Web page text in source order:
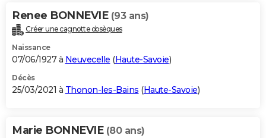
Renee BONNEVIE (93 ans)
Créer une cagnotte obsèques
Naissance
07/06/1927 à Neuvecelle (Haute-Savoie)
Décès
25/03/2021 à Thonon-les-Bains (Haute-Savoie)
Marie BONNEVIE (80 ans)